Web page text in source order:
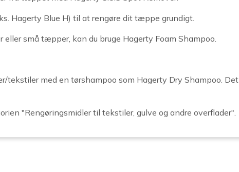
Hagerty Blue H) til at rengøre dit tæppe grundigt.
små tæpper, kan du bruge Hagerty Foam Shampoo.
med en tørshampoo som Hagerty Dry Shampoo. Det
"Rengøringsmidler til tekstiler, gulve og andre overflader".